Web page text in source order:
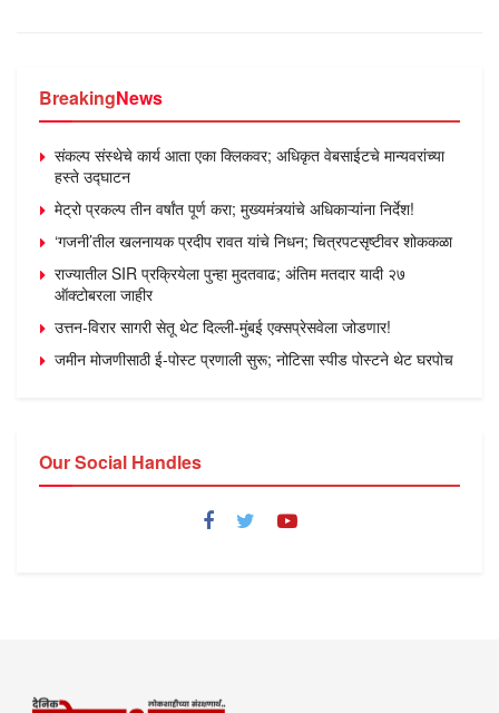
BreakingNews
संकल्प संस्थेचे कार्य आता एका क्लिकवर; अधिकृत वेबसाईटचे मान्यवरांच्या
हस्ते उद्घाटन
मेट्रो प्रकल्प तीन वर्षांत पूर्ण करा; मुख्यमंत्र्यांचे अधिकाऱ्यांना निर्देश!
‘गजनी’तील खलनायक प्रदीप रावत यांचे निधन; चित्रपटसृष्टीवर शोककळा
राज्यातील SIR प्रक्रियेला पुन्हा मुदतवाढ; अंतिम मतदार यादी २७
ऑक्टोबरला जाहीर
उत्तन-विरार सागरी सेतू थेट दिल्ली-मुंबई एक्सप्रेसवेला जोडणार!
जमीन मोजणीसाठी ई-पोस्ट प्रणाली सुरू; नोटिसा स्पीड पोस्टने थेट घरपोच
Our Social Handles